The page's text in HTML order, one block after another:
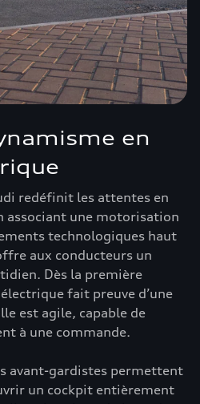
en
redéfinit les attentes en
associant une motorisation
technologiques haut
aux conducteurs un
Dès la première
fait preuve d’une
est agile, capable de
à une commande.
avant-gardistes permettent
un cockpit entièrement